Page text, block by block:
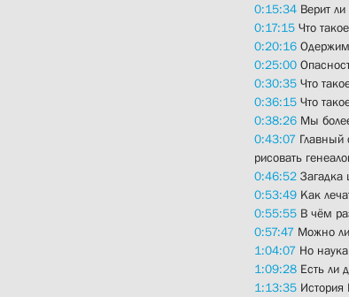
0:15:34 Верит
0:17:15 Что
0:20:16
0:25:00
0:30:35 Что
0:36:15 Что
0:38:26 Мы
0:43:07 Главный
рисовать
0:46:52 Загадка
0:53:49 Как
0:55:55 В чём
0:57:47 Можно
1:04:07 Но
1:09:28 Есть ли
1:13:35 История